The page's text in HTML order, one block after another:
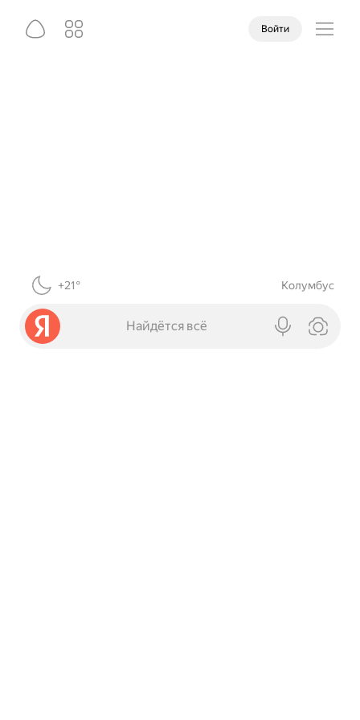
Войти
+21° Колумбус
Найдётся всё